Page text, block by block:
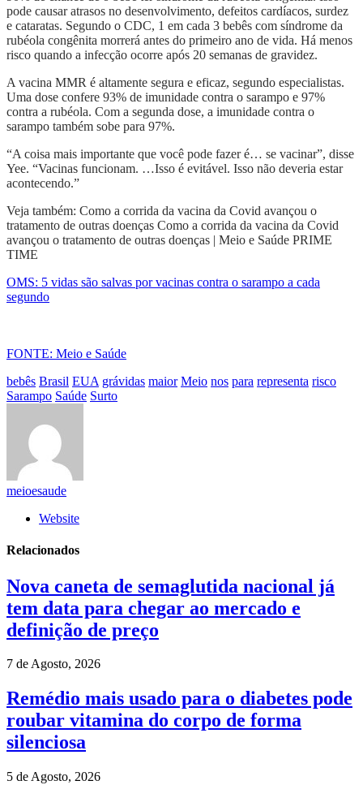
pode causar atrasos no desenvolvimento, defeitos cardíacos, surdez
e cataratas. Segundo o CDC, 1 em cada 3 bebês com síndrome da
rubéola congênita morrerá antes do primeiro ano de vida. Há menos
risco quando a infecção ocorre após 20 semanas de gravidez.
A vacina MMR é altamente segura e eficaz, segundo especialistas.
Uma dose confere 93% de imunidade contra o sarampo e 97%
contra a rubéola. Com a segunda dose, a imunidade contra o
sarampo também sobe para 97%.
“A coisa mais importante que você pode fazer é… se vacinar”, disse
Yee. “Vacinas funcionam. …Isso é evitável. Isso não deveria estar
acontecendo.”
Veja também: Como a corrida da vacina da Covid avançou o
tratamento de outras doenças Como a corrida da vacina da Covid
avançou o tratamento de outras doenças | Meio e Saúde PRIME
TIME
OMS: 5 vidas são salvas por vacinas contra o sarampo a cada
segundo
FONTE: Meio e Saúde
bebês Brasil EUA grávidas maior Meio nos para representa risco
Sarampo Saúde Surto
meioesaude
Website
Relacionados
Nova caneta de semaglutida nacional já
tem data para chegar ao mercado e
definição de preço
7 de Agosto, 2026
Remédio mais usado para o diabetes pode
roubar vitamina do corpo de forma
silenciosa
5 de Agosto, 2026